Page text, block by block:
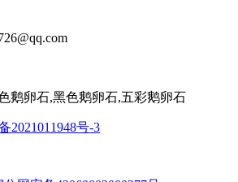
鹅卵石,黑色鹅卵石,五彩鹅卵石
2021011948号-3